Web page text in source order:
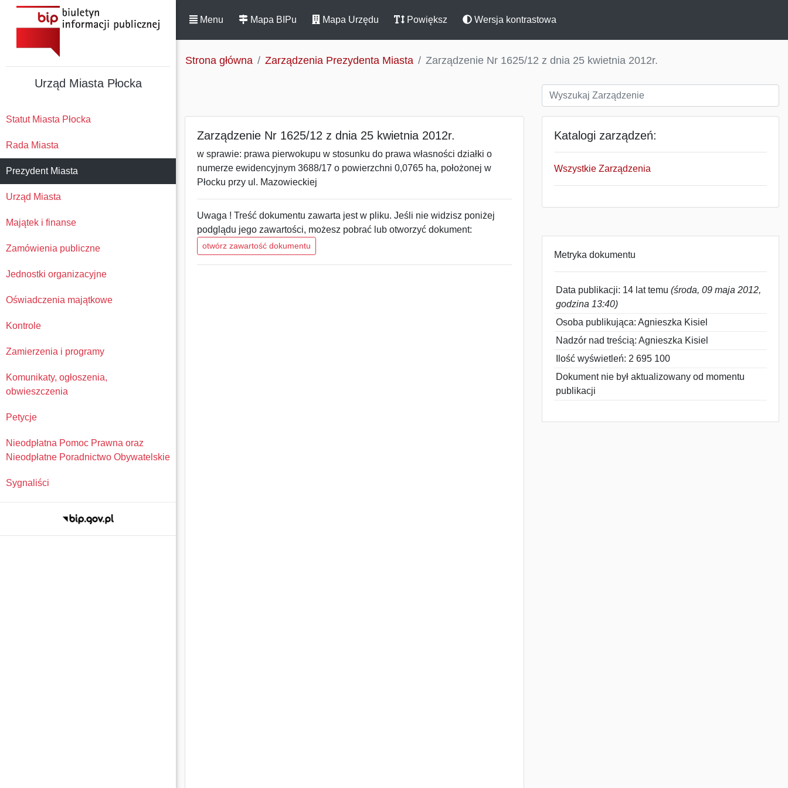
Urząd Miasta Płocka
Statut Miasta Płocka
Rada Miasta
Prezydent Miasta
Urząd Miasta
Majątek i finanse
Zamówienia publiczne
Jednostki organizacyjne
Oświadczenia majątkowe
Kontrole
Zamierzenia i programy
Komunikaty, ogłoszenia,
obwieszczenia
Petycje
Nieodpłatna Pomoc Prawna oraz
Nieodpłatne Poradnictwo Obywatelskie
Sygnaliści
Menu Mapa BIPu Mapa Urzędu Powiększ Wersja kontrastowa
Strona główna Zarządzenia Prezydenta Miasta Zarządzenie Nr 1625/12 z dnia 25 kwietnia 2012r.
Zarządzenie Nr 1625/12 z dnia 25 kwietnia 2012r.
w sprawie: prawa pierwokupu w stosunku do prawa własności działki o
numerze ewidencyjnym 3688/17 o powierzchni 0,0765 ha, położonej w
Płocku przy ul. Mazowieckiej
Uwaga ! Treść dokumentu zawarta jest w pliku. Jeśli nie widzisz poniżej
podglądu jego zawartości, możesz pobrać lub otworzyć dokument:
otwórz zawartość dokumentu
Katalogi zarządzeń:
Wszystkie Zarządzenia
Metryka dokumentu
Data publikacji: 14 lat temu (środa, 09 maja 2012,
godzina 13:40)
Osoba publikująca: Agnieszka Kisiel
Nadzór nad treścią: Agnieszka Kisiel
Ilość wyświetleń: 2 695 100
Dokument nie był aktualizowany od momentu
publikacji